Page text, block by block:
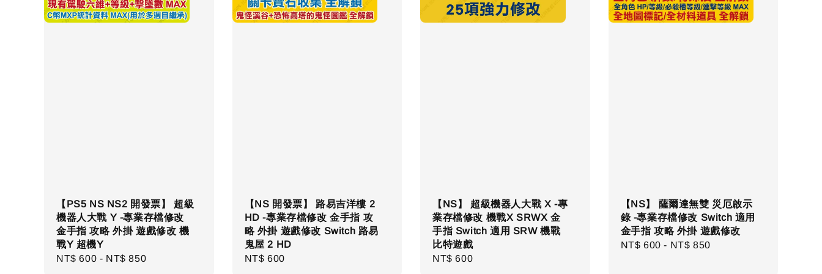
【PS5 NS NS2 開發票】 超級
機器人大戰 Y -專業存檔修改
金手指 攻略 外掛 遊戲修改 機
戰Y 超機Y
Regular
NT$ 600 - NT$ 850
【NS 開發票】 路易吉洋樓 2
HD -專業存檔修改 金手指 攻
略 外掛 遊戲修改 Switch 路易
鬼屋 2 HD
Regular
NT$ 600
【NS】 超級機器人大戰 X -專
業存檔修改 機戰X SRWX 金
手指 Switch 適用 SRW 機戰
比特遊戲
Regular
NT$ 600
【NS】 薩爾達無雙 災厄啟示
錄 -專業存檔修改 Switch 適用
金手指 攻略 外掛 遊戲修改
Regular
NT$ 600 - NT$ 850